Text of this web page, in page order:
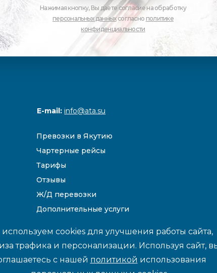
Нажимая кнопку, Вы даете согласие на обработку
персональных данныхсогласно политике
конфиденциальности
E-mail:info@ata.su
Превозки в Якутию
Чартерные рейсы
Тарифы
Отзывы
Ж/Д перевозки
Дополнительные услуги
данные и цены носят информационный характер и не
cookies для улучшения работы сайта,
трафика и персонализации. Используя сайт,
с нашей политикой использования